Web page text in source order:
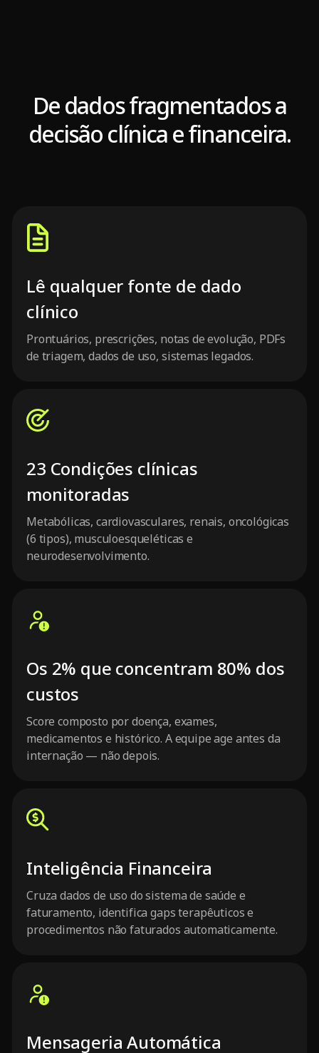
De dados fragmentados a
decisão clínica e financeira.
Lê qualquer fonte de dado
clínico
Prontuários, prescrições, notas de evolução, PDFs
de triagem, dados de uso, sistemas legados.
23 Condições clínicas
monitoradas
Metabólicas, cardiovasculares, renais, oncológicas
(6 tipos), musculoesqueléticas e
neurodesenvolvimento.
Os 2% que concentram 80% dos
custos
Score composto por doença, exames,
medicamentos e histórico. A equipe age antes da
internação — não depois.
Inteligência Financeira
Cruza dados de uso do sistema de saúde e
faturamento, identifica gaps terapêuticos e
procedimentos não faturados automaticamente.
Mensageria Automática